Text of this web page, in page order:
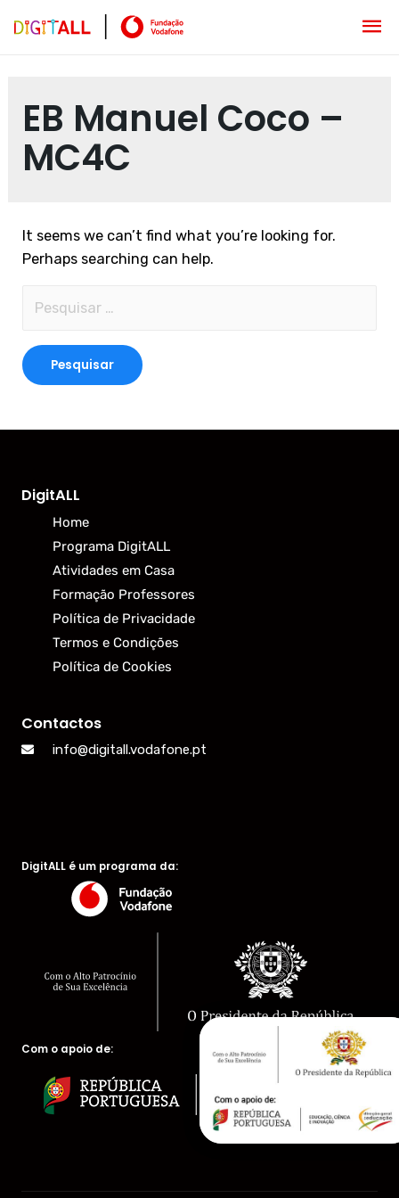
EB Manuel Coco –
MC4C
It seems we can’t find what you’re looking for.
Perhaps searching can help.
DigitALL
Home
Programa DigitALL
Atividades em Casa
Formação Professores
Política de Privacidade
Termos e Condições
Política de Cookies
Contactos
info@digitall.vodafone.pt
DigitALL é um programa da:
Com o apoio de: